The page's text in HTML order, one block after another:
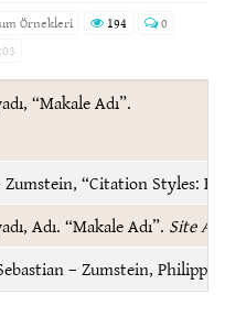
Örnekleri 194
0
“Makale Adı”.
“Citation Styles:
Adı. “Makale Adı”. Site Adı
– Zumstein,